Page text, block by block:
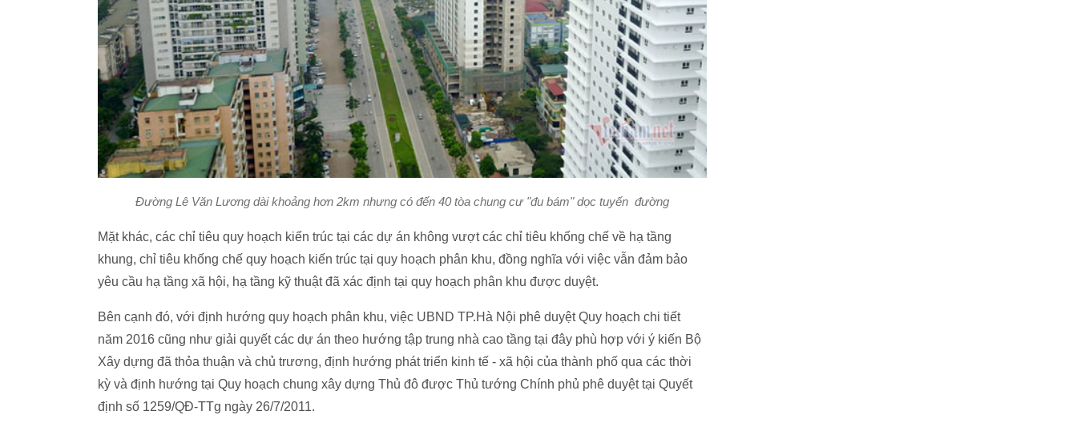
Đường Lê Văn Lương dài khoảng hơn 2km nhưng có đến 40 tòa chung cư "đu bám" dọc tuyến đường
Mặt khác, các chỉ tiêu quy hoạch kiến trúc tại các dự án không vượt các chỉ tiêu khống chế về hạ tầng
khung, chỉ tiêu khống chế quy hoạch kiến trúc tại quy hoạch phân khu, đồng nghĩa với việc vẫn đảm bảo
yêu cầu hạ tầng xã hội, hạ tầng kỹ thuật đã xác định tại quy hoạch phân khu được duyệt.
Bên cạnh đó, với định hướng quy hoạch phân khu, việc UBND TP.Hà Nội phê duyệt Quy hoạch chi tiết
năm 2016 cũng như giải quyết các dự án theo hướng tập trung nhà cao tầng tại đây phù hợp với ý kiến Bộ
Xây dựng đã thỏa thuận và chủ trương, định hướng phát triển kinh tế - xã hội của thành phố qua các thời
kỳ và định hướng tại Quy hoạch chung xây dựng Thủ đô được Thủ tướng Chính phủ phê duyệt tại Quyết
định số 1259/QĐ-TTg ngày 26/7/2011.